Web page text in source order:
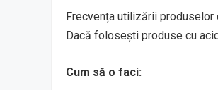
Frecvența utilizării
Dacă folosești produse cu
Cum să o faci: